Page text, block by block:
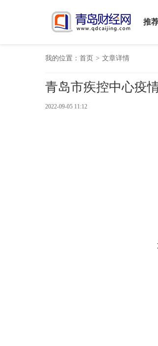
推
我的位置： 首页 > 文章详情
青岛市疾控中心疫
2022-09-05 11:12